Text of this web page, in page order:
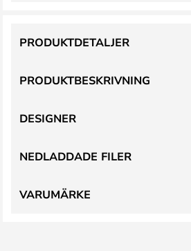
PRODUKTBESKRIVNING
PRODUKTDETALJER
DESIGNER
NEDLADDADE FILER
VARUMÄRKE